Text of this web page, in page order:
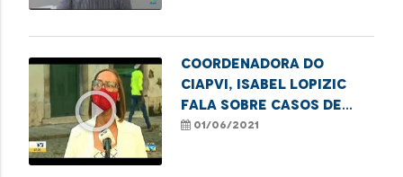
play_circle_outline
Coordenadora do
CIAPVI, Isabel Lopizic
fala sobre casos de
violência contra
01/06/2021